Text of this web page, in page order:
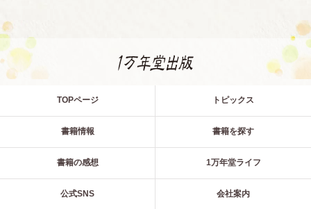
TOPページ トピックス
書籍情報 書籍を探す
書籍の感想 1万年堂ライフ
公式SNS 会社案内